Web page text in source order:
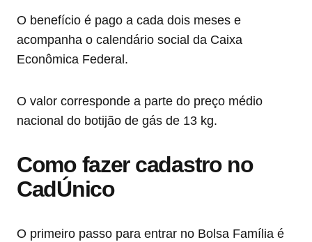
O benefício é pago a cada dois meses e
acompanha o calendário social da Caixa
Econômica Federal.
O valor corresponde a parte do preço médio
nacional do botijão de gás de 13 kg.
Como fazer cadastro no
CadÚnico
O primeiro passo para entrar no Bolsa Família é